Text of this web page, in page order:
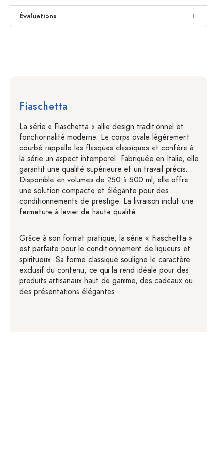
Évaluations
Fiaschetta
La série « Fiaschetta » allie design traditionnel et
fonctionnalité moderne. Le corps ovale légèrement
courbé rappelle les flasques classiques et confère à
la série un aspect intemporel. Fabriquée en Italie, elle
garantit une qualité supérieure et un travail précis.
Disponible en volumes de 250 à 500 ml, elle offre
une solution compacte et élégante pour des
conditionnements de prestige. La livraison inclut une
fermeture à levier de haute qualité.
Grâce à son format pratique, la série « Fiaschetta »
est parfaite pour le conditionnement de liqueurs et
spiritueux. Sa forme classique souligne le caractère
exclusif du contenu, ce qui la rend idéale pour des
produits artisanaux haut de gamme, des cadeaux ou
des présentations élégantes.